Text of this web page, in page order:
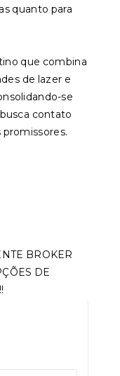
quanto para
que combina
de lazer e
se
contato
BROKER
DE